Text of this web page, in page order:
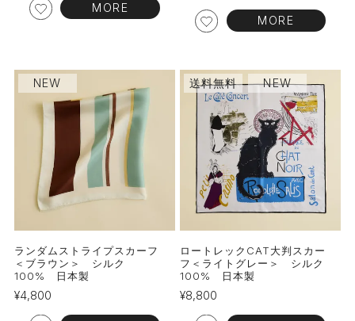
MORE
MORE
NEW
ランダムストライプスカーフ
＜ブラウン＞ シルク
100% 日本製
¥4,800
送料無料 NEW
ロートレックCAT大判スカー
フ＜ライトグレー＞ シルク
100% 日本製
¥8,800